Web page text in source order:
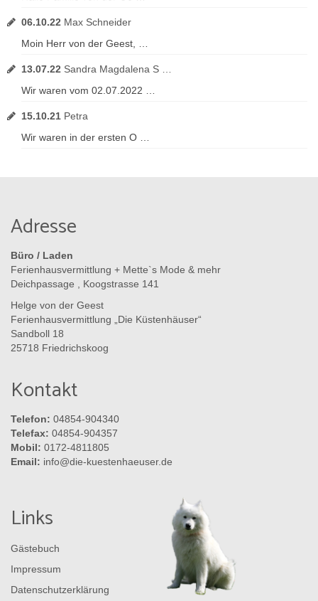
06.10.22 Max Schneider
Moin Herr von der Geest, …
13.07.22 Sandra Magdalena S …
Wir waren vom 02.07.2022 …
15.10.21 Petra
Wir waren in der ersten O …
Adresse
Büro / Laden
Ferienhausvermittlung + Mette`s Mode & mehr
Deichpassage , Koogstrasse 141
Helge von der Geest
Ferienhausvermittlung „Die Küstenhäuser“
Sandboll 18
25718 Friedrichskoog
Kontakt
Telefon: 04854-904340
Telefax: 04854-904357
Mobil: 0172-4811805
Email: info@die-kuestenhaeuser.de
Links
Gästebuch
Impressum
Datenschutzerklärung